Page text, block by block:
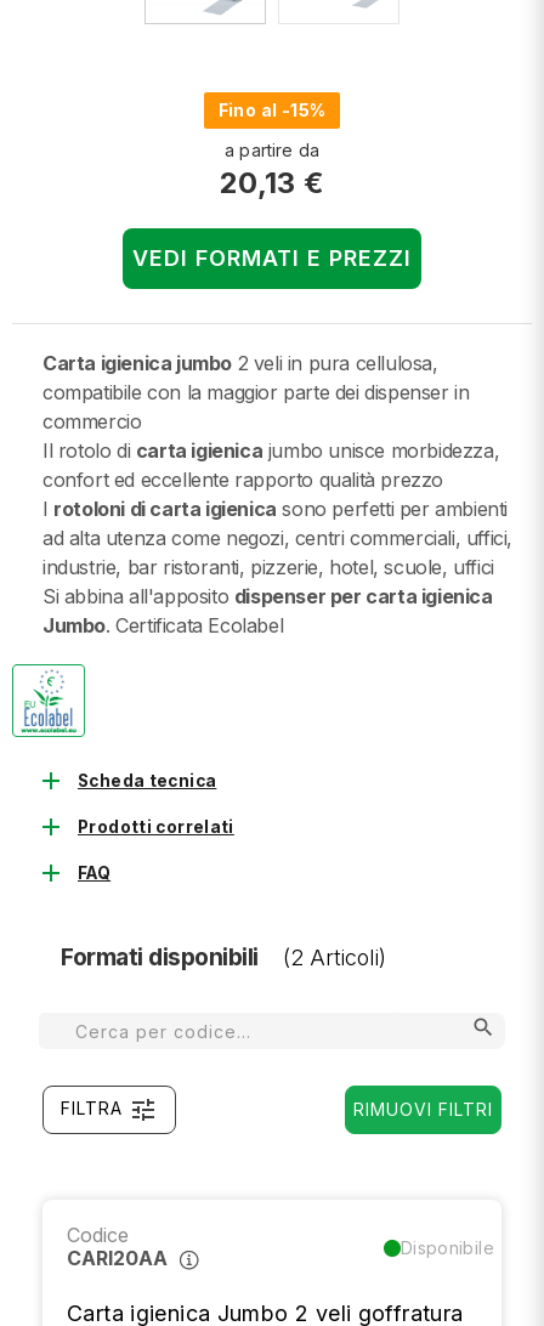
Fino al -15%
a partire da
20,13 €
VEDI FORMATI E PREZZI
Carta igienica jumbo 2 veli in pura cellulosa,
compatibile con la maggior parte dei dispenser in
commercio
Il rotolo di carta igienica jumbo unisce morbidezza,
confort ed eccellente rapporto qualità prezzo
I rotoloni di carta igienica sono perfetti per ambienti
ad alta utenza come negozi, centri commerciali, uffici,
industrie, bar ristoranti, pizzerie, hotel, scuole, uffici
Si abbina all'apposito dispenser per carta igienica
Jumbo. Certificata Ecolabel
add Scheda tecnica
add Prodotti correlati
add FAQ
Formati disponibili (2 Articoli)
search
FILTRA tune RIMUOVI FILTRI
Codice
CARI20AA
Disponibile
Carta igienica Jumbo 2 veli goffratura